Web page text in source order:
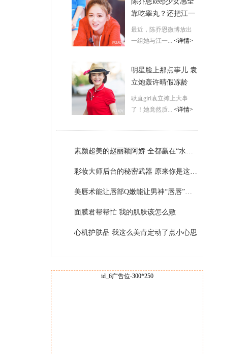
靠吃睾丸？还把江一
燕给带坏了
最近，陈乔恩微博放出
一组她与江一... <详情>
明星脸上那点事儿 袁
立炮轰许晴假冻龄
耿直girl袁立摊上大事
了！她竟然质... <详情>
素颜超美的赵丽颖阿娇 全都赢在“水光肌”
彩妆大师后台的秘密武器 原来你是这样的卸妆水！
美唇术能让唇部Q嫩能让男神“唇唇”欲动
面膜君帮帮忙 我的肌肤该怎么敷
心机护肤品 我这么美肯定动了点小心思
id_6广告位-300*250